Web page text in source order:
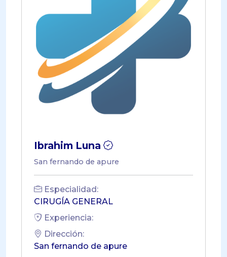
Ibrahim Luna
San fernando de apure
Especialidad:
CIRUGÍA GENERAL
Experiencia:
Dirección:
San fernando de apure